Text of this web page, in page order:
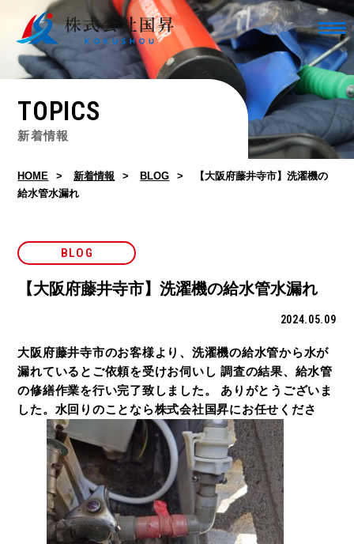
TOPICS
新着情報
HOME 新着情報 BLOG
【大阪府藤井寺市】洗濯機の
給水管水漏れ
BLOG
【大阪府藤井寺市】洗濯機の給水管水漏れ
2024.05.09
大阪府藤井寺市のお客様より、洗濯機の給水管から水が
漏れているとご依頼を受けお伺いし 調査の結果、給水管
の修繕作業を行い完了致しました。 ありがとうございま
した。水回りのことなら株式会社国昇にお任せくださ